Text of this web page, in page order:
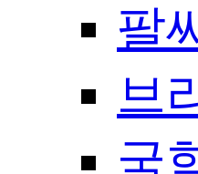
팔
브
국